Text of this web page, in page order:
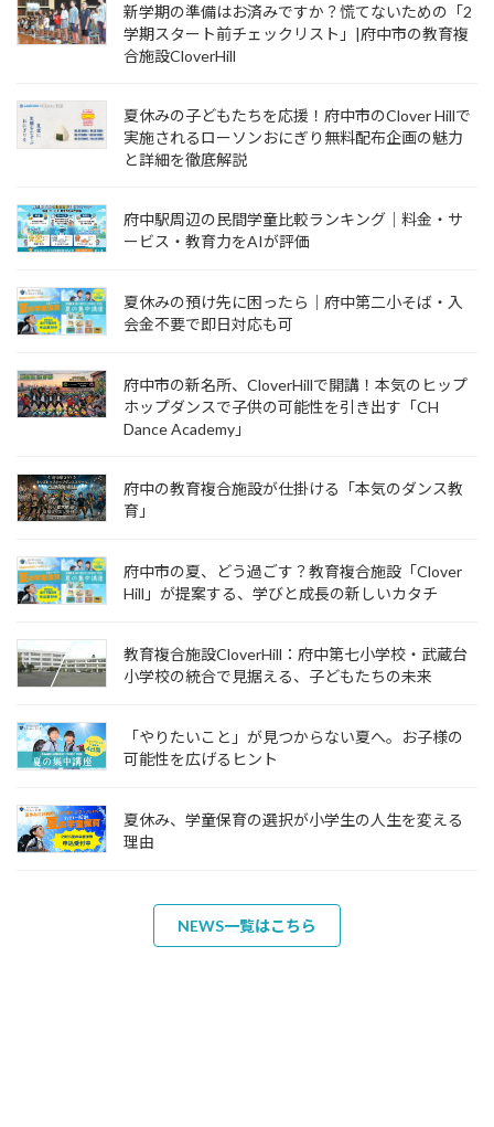
新学期の準備はお済みですか？慌てないための「2
学期スタート前チェックリスト」|府中市の教育複
合施設CloverHill
夏休みの子どもたちを応援！府中市のClover Hillで
実施されるローソンおにぎり無料配布企画の魅力
と詳細を徹底解説
府中駅周辺の民間学童比較ランキング｜料金・サ
ービス・教育力をAIが評価
夏休みの預け先に困ったら｜府中第二小そば・入
会金不要で即日対応も可
府中市の新名所、CloverHillで開講！本気のヒップ
ホップダンスで子供の可能性を引き出す「CH
Dance Academy」
府中の教育複合施設が仕掛ける「本気のダンス教
育」
府中市の夏、どう過ごす？教育複合施設「Clover
Hill」が提案する、学びと成長の新しいカタチ
教育複合施設CloverHill：府中第七小学校・武蔵台
小学校の統合で見据える、子どもたちの未来
「やりたいこと」が見つからない夏へ。お子様の
可能性を広げるヒント
夏休み、学童保育の選択が小学生の人生を変える
理由
NEWS一覧はこちら